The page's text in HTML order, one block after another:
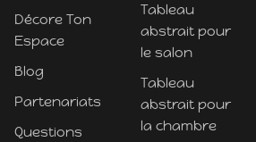
Décore Ton
Espace
Blog
Partenariats
Questions
Tableau
abstrait pour
le salon
Tableau
abstrait pour
la chambre